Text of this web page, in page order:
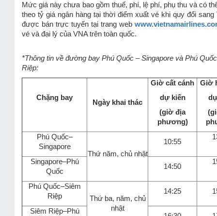
Mức giá này chưa bao gồm thuế, phí, lệ phí, phụ thu và có
theo tỷ giá ngân hàng tại thời điểm xuất vé khi quy đổi
được bán trực tuyến tại trang web
vé và đại lý của VNA trên toàn quốc.
*Thông tin về đường bay Phú Quốc – Singapore và Phú
Riệp:
Chặng bay
Ngày khai thác
Giờ cất cánh
dự kiến
(giờ địa
phương)
Giờ
Phú Quốc–
Singapore
Thứ năm, chủ nhật
10:55
Singapore–Phú
Quốc
14:50
Phú Quốc–Siêm
Riệp
Thứ ba, năm, chủ
nhật
14:25
Siêm Riệp–Phú